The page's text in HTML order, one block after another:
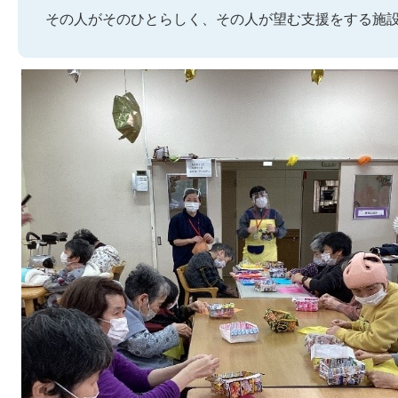
その人がそのひとらしく、その人が望む支援をする施